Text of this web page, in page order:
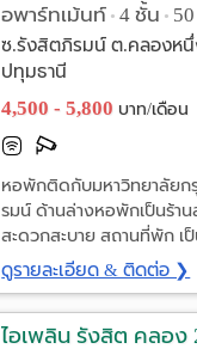
อพาร์ทเม้นท์ • 4 ชั้น •
ซ.รังสิตภิรมน์ ต.คลองห
ปทุมธานี
4,500 - 5,800 บาท/เดือน
หอพักติดกับมหาวิทยาลัยก
รมน์ ด้านล่างหอพักเป็นร้าน
สะดวกสะบาย สถานที่พัก เ
ดูรายละเอียด & ติดต่อ ❯
ไอเพลิน รังสิต คลอง